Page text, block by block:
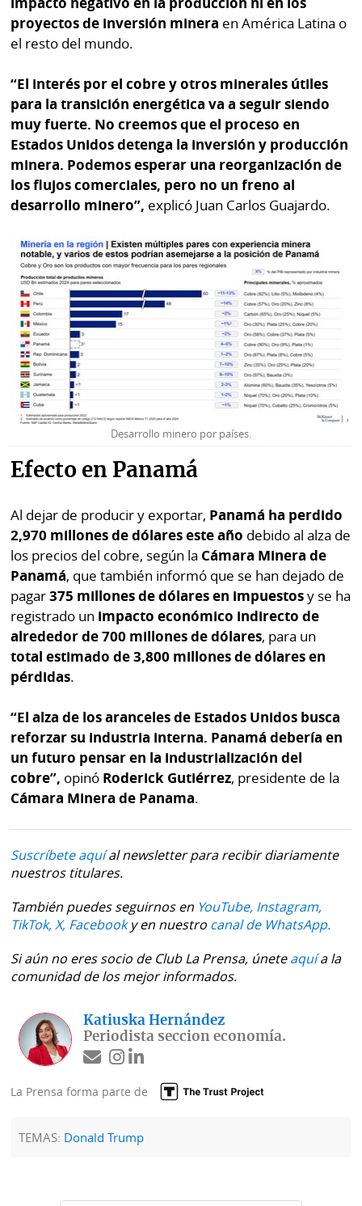
proyectos de inversión minera en América Latina o
el resto del mundo.
“El interés por el cobre y otros minerales útiles
para la transición energética va a seguir siendo
muy fuerte. No creemos que el proceso en
Estados Unidos detenga la inversión y producción
minera. Podemos esperar una reorganización de
los flujos comerciales, pero no un freno al
desarrollo minero”, explicó Juan Carlos Guajardo.
Desarrollo minero por países.
Efecto en Panamá
Al dejar de producir y exportar, Panamá ha perdido
2,970 millones de dólares este año debido al alza de
los precios del cobre, según la Cámara Minera de
Panamá, que también informó que se han dejado de
pagar375 millones de dólares en impuestosy se ha
registrado un impacto económico indirecto de
alrededor de 700 millones de dólares, para un
total estimado de 3,800 millones de dólares en
pérdidas.
“El alza de los aranceles de Estados Unidos busca
reforzar su industria interna. Panamá debería en
un futuro pensar en la industrialización del
cobre”, opinó Roderick Gutiérrez, presidente de la
Cámara Minera de Panama.
Suscríbete aquíal newsletter para recibir diariamente
nuestros titulares.
También puedes seguirnos en YouTube, Instagram,
TikTok, X, Facebooky en nuestro canal de WhatsApp.
Si aún no eres socio de Club La Prensa, úneteaquía la
comunidad de los mejor informados.
Katiuska Hernández
Periodista seccion economía.
La Prensa forma parte de
TEMAS: Donald Trump